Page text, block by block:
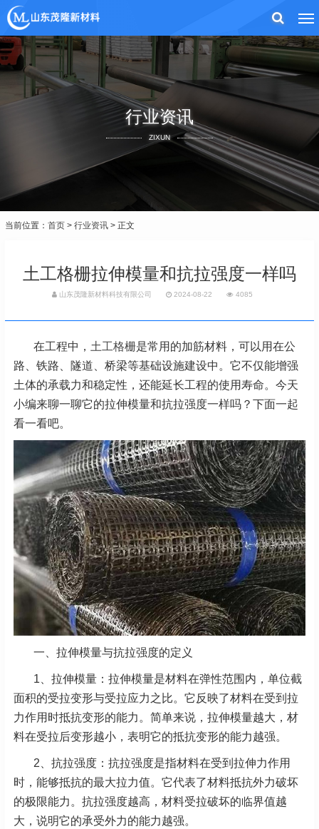
行业资讯
ZIXUN
当前位置： 首页 > 行业资讯 > 正文
土工格栅拉伸模量和抗拉强度一样吗
山东茂隆新材料科技有限公司 2024-08-22 4085
在工程中， 土工格栅是常用的加筋材料，可以用在公
路、铁路、隧道、桥梁等基础设施建设中。它不仅能增强
土体的承载力和稳定性，还能延长工程的使用寿命。今天
小编来聊一聊它的拉伸模量和抗拉强度一样吗？下面一起
看一看吧。
一、拉伸模量与抗拉强度的定义
1、拉伸模量：拉伸模量是材料在弹性范围内，单位截
面积的受拉变形与受拉应力之比。它反映了材料在受到拉
力作用时抵抗变形的能力。简单来说，拉伸模量越大，材
料在受拉后变形越小，表明它的抵抗变形的能力越强。
2、抗拉强度：抗拉强度是指材料在受到拉伸力作用
时，能够抵抗的最大拉力值。它代表了材料抵抗外力破坏
的极限能力。抗拉强度越高，材料受拉破坏的临界值越
大，说明它的承受外力的能力越强。